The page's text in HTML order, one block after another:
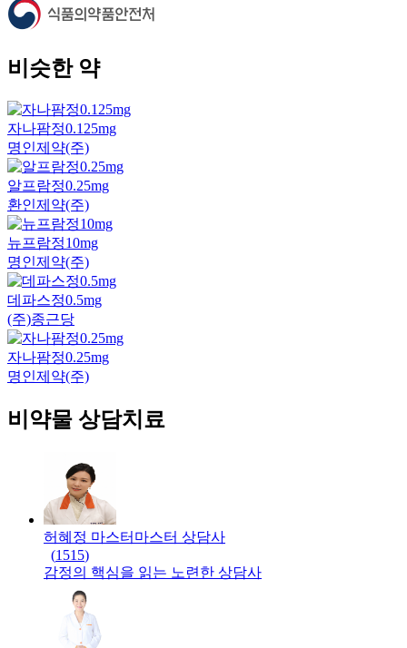
비슷한 약
자나팜정0.125mg
명인제약(주)
알프람정0.25mg
환인제약(주)
뉴프람정10mg
명인제약(주)
데파스정0.5mg
(주)종근당
자나팜정0.25mg
명인제약(주)
비약물 상담치료
허혜정 마스터 마스터 상담사
(1515)
감정의 핵심을 읽는 노련한 상담사